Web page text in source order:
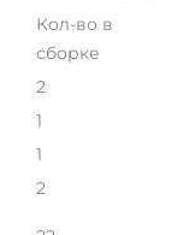
Кол-во в
сборке
2
1
1
2